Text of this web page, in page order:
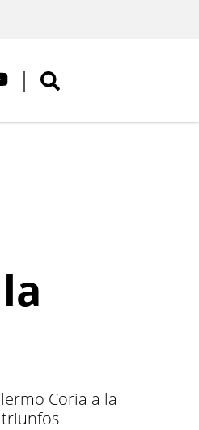
Coria a la
triunfos